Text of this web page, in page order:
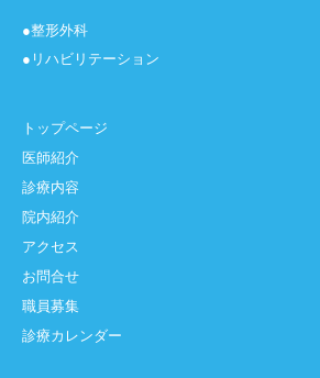
●整形外科
●リハビリテーション
トップページ
医師紹介
診療内容
院内紹介
アクセス
お問合せ
職員募集
診療カレンダー